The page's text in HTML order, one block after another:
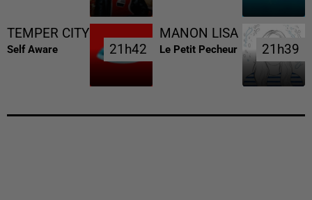
TEMPER CITY
Self Aware 21h42
21h42
MANON LISA
Le Petit Pecheur 21h39
21h39